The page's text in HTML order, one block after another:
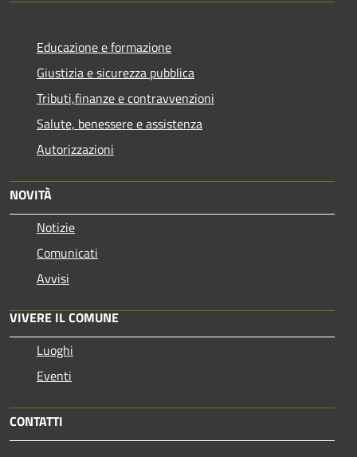
Educazione e formazione
Giustizia e sicurezza pubblica
Tributi,finanze e contravvenzioni
Salute, benessere e assistenza
Autorizzazioni
NOVITÀ
Notizie
Comunicati
Avvisi
VIVERE IL COMUNE
Luoghi
Eventi
CONTATTI